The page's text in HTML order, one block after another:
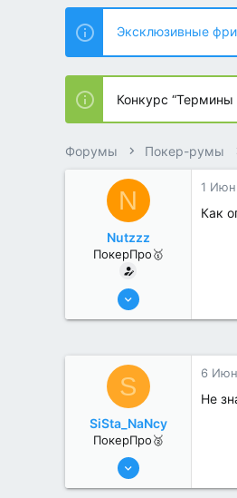
т
о
р
т
е
м
ы
т
н
а
ч
л
а
Эксклюзивные
Конкурс “Термины
Форумы Покер-румы
N
Nutzzz
ПокерПро🥇
8 Июн 2022
1
Как
S
SiSta_NaNcy
ПокерПро🥈
6 Июн 2022
6
Не